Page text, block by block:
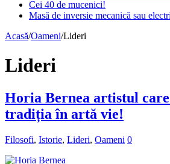
Cei 40 de mucenici!
Masă de inversie mecanică sau
Acasă/Oameni/Lideri
Lideri
Horia Bernea artistul
tradiția în artă vie!
Filosofi, Istorie, Lideri, Oameni 0